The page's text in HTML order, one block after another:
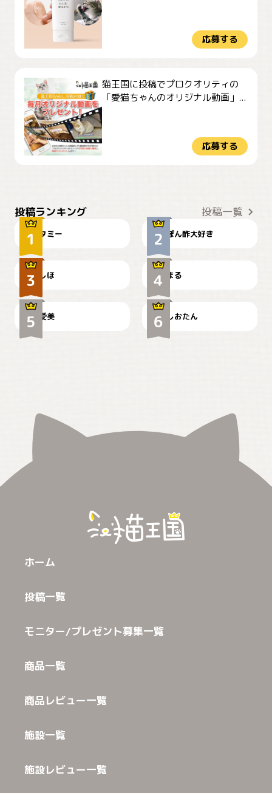
応募する
猫王国に投稿でプロクオリティの
「愛猫ちゃんのオリジナル動画」...
応募する
投稿ランキング 投稿一覧
タミー ぽん酢大好き
お弁当になりたいにゃ😽
しほ
🤦‍♀️
まる
かわいい毛玉つき
爱美
暑い日が続くにゃ
しおたん
ホーム
投稿一覧
モニター/プレゼント募集一覧
商品一覧
商品レビュー一覧
施設一覧
施設レビュー一覧